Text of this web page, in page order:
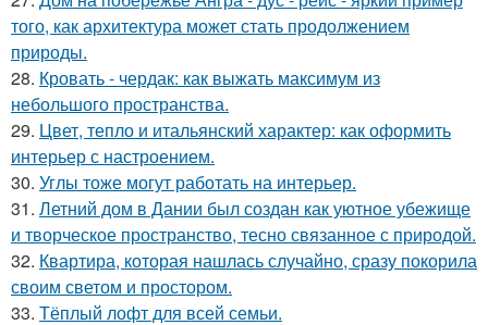
того, как архитектура может стать продолжением
природы.
28. Кровать - чердак: как выжать максимум из
небольшого пространства.
29. Цвет, тепло и итальянский характер: как оформить
интерьер с настроением.
30. Углы тоже могут работать на интерьер.
31. Летний дом в Дании был создан как уютное убежище
и творческое пространство, тесно связанное с природой.
32. Квартира, которая нашлась случайно, сразу покорила
своим светом и простором.
33. Тёплый лофт для всей семьи.